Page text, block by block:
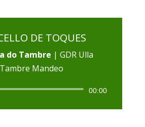
DE TOQUES
do Tambre | GDR Ulla
Tambre Mandeo
Reproductor
00:00